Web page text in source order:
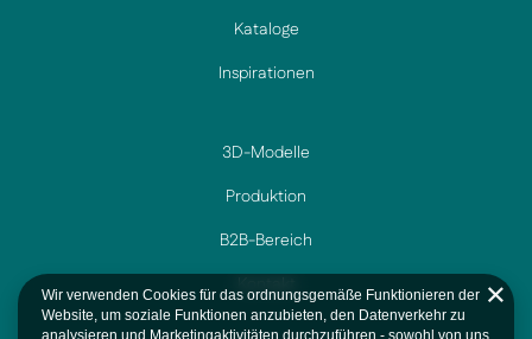
Kataloge
Inspirationen
3D-Modelle
Produktion
B2B-Bereich
Kontakt
Wir verwenden Cookies für das ordnungsgemäße Funktionieren der
Website, um soziale Funktionen anzubieten, den Datenverkehr zu
analysieren und Marketingaktivitäten durchzuführen - sowohl von uns